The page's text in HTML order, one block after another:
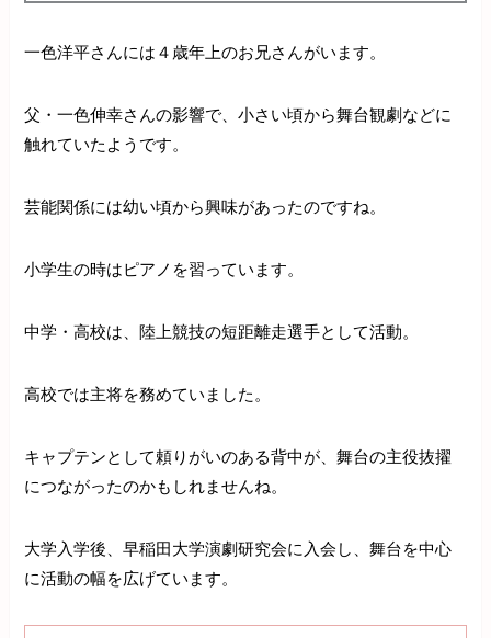
一色洋平さんには４歳年上のお兄さんがいます。
父・一色伸幸さんの影響で、小さい頃から舞台観劇などに
触れていたようです。
芸能関係には幼い頃から興味があったのですね。
小学生の時はピアノを習っています。
中学・高校は、陸上競技の短距離走選手として活動。
高校では主将を務めていました。
キャプテンとして頼りがいのある背中が、舞台の主役抜擢
につながったのかもしれませんね。
大学入学後、早稲田大学演劇研究会に入会し、舞台を中心
に活動の幅を広げています。